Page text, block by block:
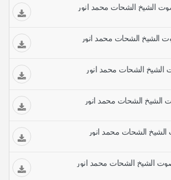
الشيخ الشحات محمد انور
الشيخ الشحات محمد انور
الشيخ الشحات محمد انور
الشيخ الشحات محمد انور
الشحات محمد انور
الشيخ الشحات محمد انور